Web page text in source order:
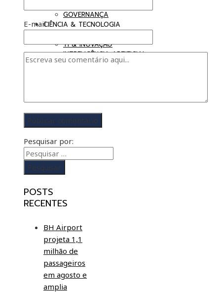
GOVERNANÇA
CIÊNCIA & TECNOLOGIA
TI & INOVAÇÃO
INTRELIGÊNCIA ARTIFICIAL
E-mail
Pesquisar por:
POSTS
RECENTES
BH Airport
projeta 1,1
milhão de
passageiros
em agosto e
amplia